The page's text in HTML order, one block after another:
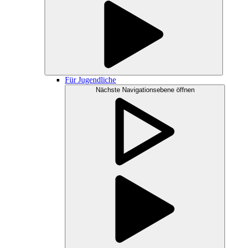
Für Jugendliche
Nächste Navigationsebene öffnen